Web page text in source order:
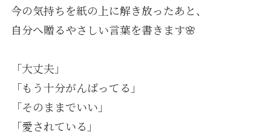
今の気持ちを紙の上に解き放ったあと、
自分へ贈るやさしい言葉を書きます🌸
「大丈夫」
「もう十分がんばってる」
「そのままでいい」
「愛されている」